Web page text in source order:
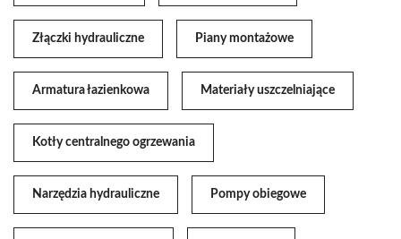
Złączki hydrauliczne Piany montażowe
Armatura łazienkowa Materiały uszczelniające
Kotły centralnego ogrzewania
Narzędzia hydrauliczne Pompy obiegowe